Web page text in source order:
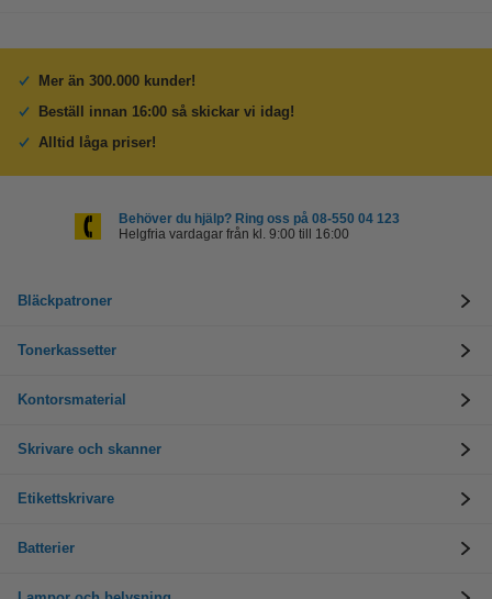
Mer än 300.000 kunder!
Beställ innan 16:00 så skickar vi idag!
Alltid låga priser!
Behöver du hjälp? Ring oss på 08-550 04 123
Helgfria vardagar från kl. 9:00 till 16:00
Bläckpatroner
Tonerkassetter
Kontorsmaterial
Skrivare och skanner
Etikettskrivare
Batterier